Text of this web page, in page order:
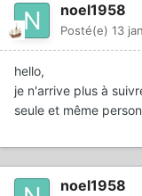
noel1958
Posté(e) 13
hello,
je n'arrive plus à
seule et même
noel1958